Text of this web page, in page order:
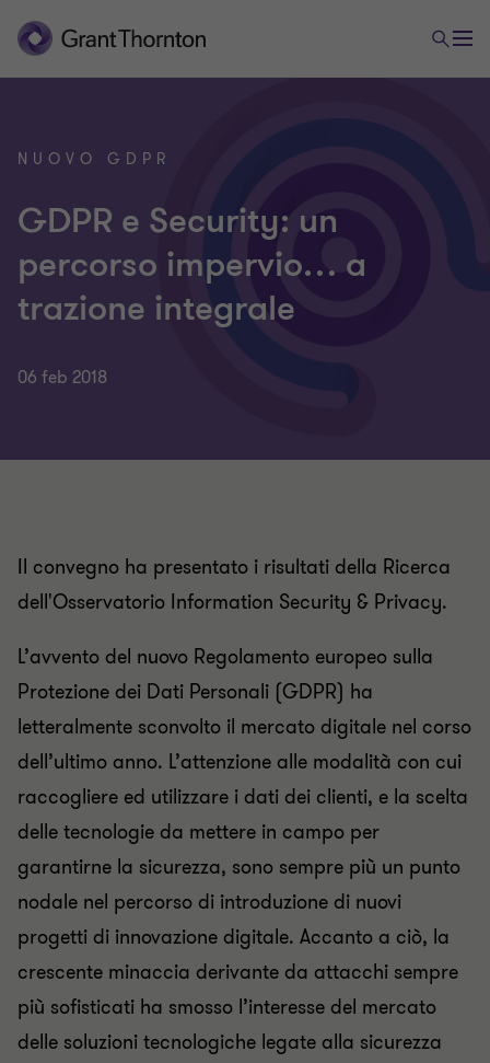
NUOVO GDPR
GDPR e Security: un
percorso impervio… a
trazione integrale
06 feb 2018
Il convegno ha presentato i risultati della Ricerca
dell'Osservatorio Information Security & Privacy.
L’avvento del nuovo Regolamento europeo sulla
Protezione dei Dati Personali (GDPR) ha
letteralmente sconvolto il mercato digitale nel corso
dell’ultimo anno. L’attenzione alle modalità con cui
raccogliere ed utilizzare i dati dei clienti, e la scelta
delle tecnologie da mettere in campo per
garantirne la sicurezza, sono sempre più un punto
nodale nel percorso di introduzione di nuovi
progetti di innovazione digitale. Accanto a ciò, la
crescente minaccia derivante da attacchi sempre
più sofisticati ha smosso l’interesse del mercato
delle soluzioni tecnologiche legate alla sicurezza